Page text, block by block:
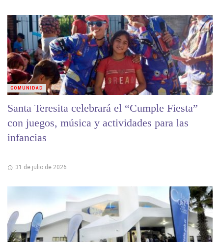
Santa Teresita celebrará el “Cumple Fiesta”
con juegos, música y actividades para las
infancias
31 de julio de 2026
COMUNIDAD